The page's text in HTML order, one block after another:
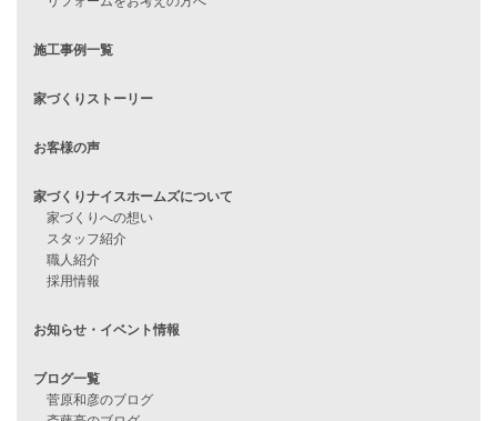
見学会情報
住宅ローン審査に落ちた方・
住宅ローンのよくある質問
月収25万円で家を建てる方法
Line Up
自由設計注文住宅
Smart2030
Sシリーズ